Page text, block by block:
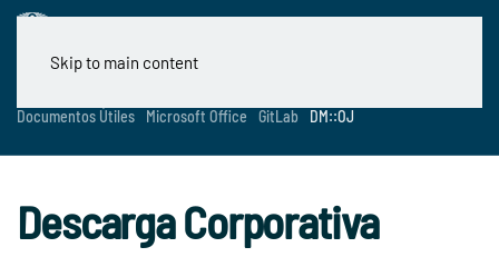
Skip to main content
Documentos Útiles Microsoft Office GitLab DM::OJ
Descarga Corporativa